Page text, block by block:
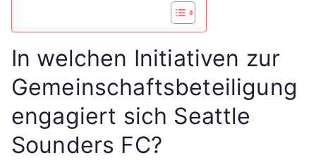
In welchen Initiativen zur
Gemeinschaftsbeteiligung
engagiert sich Seattle
Sounders FC?